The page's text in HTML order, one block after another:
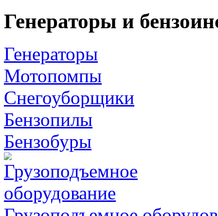
Генераторы и
Генераторы
Мотопомпы
Снегоуборщики
Бензопилы
Бензобуры